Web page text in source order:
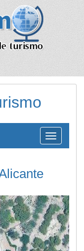
Toggle
navigation